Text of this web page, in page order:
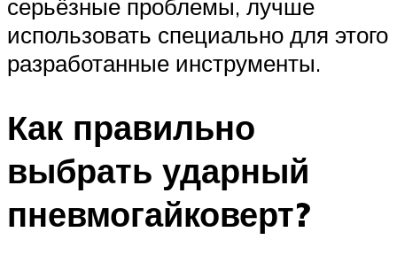
серьёзные проблемы, лучше
использовать специально для этого
разработанные инструменты.
Как правильно
выбрать ударный
пневмогайковерт?